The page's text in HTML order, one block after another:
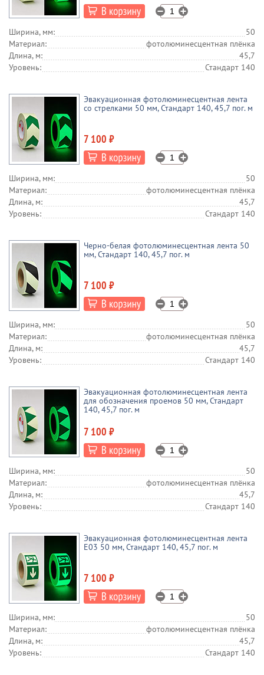
Ширина, мм:
50
Материал:
фотолюминесцентная плёнка
Длина, м:
45,7
Уровень:
Стандарт 140
Эвакуационная фотолюминесцентная лента
со стрелками 50 мм, Стандарт 140, 45,7 пог. м
7 100 ₽
Ширина, мм:
50
Материал:
фотолюминесцентная плёнка
Длина, м:
45,7
Уровень:
Стандарт 140
Черно-белая фотолюминесцентная лента 50
мм, Стандарт 140, 45,7 пог. м
7 100 ₽
Ширина, мм:
50
Материал:
фотолюминесцентная плёнка
Длина, м:
45,7
Уровень:
Стандарт 140
Эвакуационная фотолюминесцентная лента
для обозначения проемов 50 мм, Стандарт
140, 45,7 пог. м
7 100 ₽
Ширина, мм:
50
Материал:
фотолюминесцентная плёнка
Длина, м:
45,7
Уровень:
Стандарт 140
Эвакуационная фотолюминесцентная лента
E03 50 мм, Стандарт 140, 45,7 пог. м
7 100 ₽
Ширина, мм:
50
Материал:
фотолюминесцентная плёнка
Длина, м:
45,7
Уровень:
Стандарт 140